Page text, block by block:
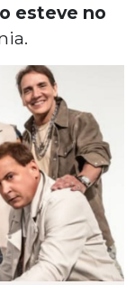
esteve no